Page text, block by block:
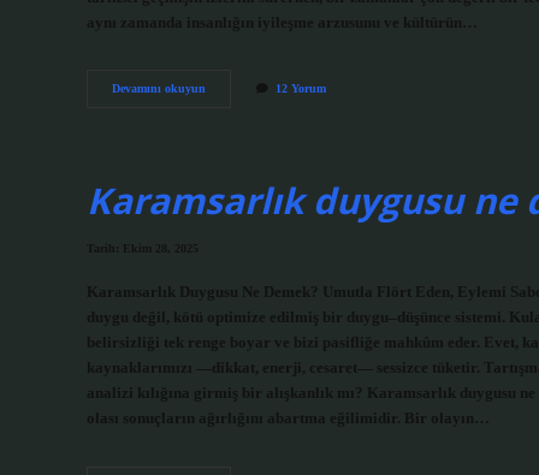
aynı zamanda insanlığın iyileşme arzusunu ve kültürün…
Devamını okuyun 12 Yorum
Karamsarlık duygusu ne
Tarih: Ekim 28, 2025
Karamsarlık Duygusu Ne Demek? Umutla Flört Eden, Eylemi
duygu değil, kötü optimize edilmiş bir duygu–düşünce sistemi.
belirsizliği tek renge boyar ve bizi pasifliğe mahkûm eder. Evet,
kaynaklarımızı —dikkat, enerji, cesaret— sessizce tüketir.
analizi kılığına girmiş bir alışkanlık mı? Karamsarlık duygusu
olası sonuçların ağırlığını abartma eğilimidir. Bir olayın…